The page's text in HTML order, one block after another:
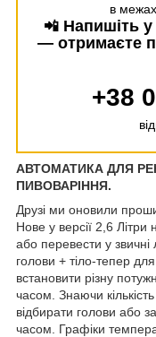
в межах
📲 Напишіть
— отримаєте
+38
АВТОМАТИКА ДЛЯ
ПИВОВАРІННЯ.
Друзі ми оновили
Нове у версії 2,6 Літри
або перевести у звичні
голови + тіло-тепер
встановити різну
часом. Знаючи
відбирати голови або
часом. Графіки